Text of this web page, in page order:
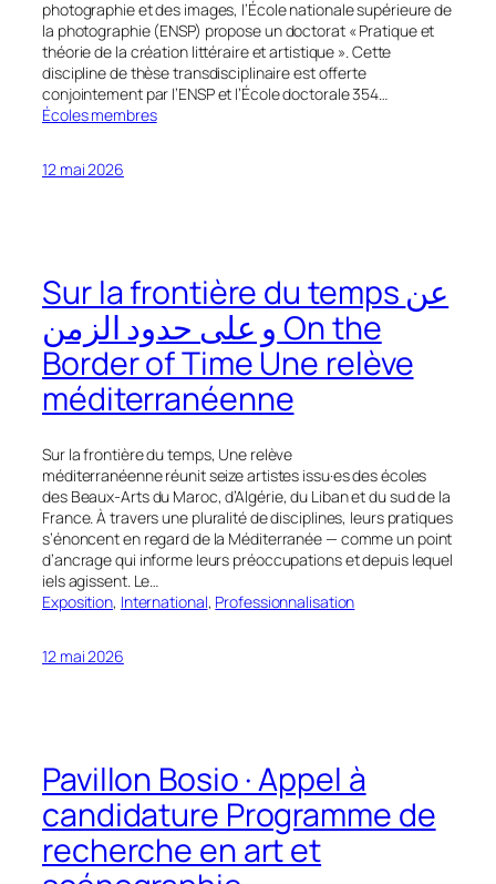
photographie et des images, l’École nationale supérieure de
la photographie (ENSP) propose un doctorat « Pratique et
théorie de la création littéraire et artistique ». Cette
discipline de thèse transdisciplinaire est offerte
conjointement par l’ENSP et l’École doctorale 354…
Écoles membres
12 mai 2026
Sur la frontière du temps عن
و على حدود الزمن On the
Border of Time Une relève
méditerranéenne
Sur la frontière du temps, Une relève
méditerranéenne réunit seize artistes issu·es des écoles
des Beaux-Arts du Maroc, d’Algérie, du Liban et du sud de la
France. À travers une pluralité de disciplines, leurs pratiques
s’énoncent en regard de la Méditerranée — comme un point
d’ancrage qui informe leurs préoccupations et depuis lequel
iels agissent. Le…
Exposition, International, Professionnalisation
12 mai 2026
Pavillon Bosio · Appel à
candidature Programme de
recherche en art et